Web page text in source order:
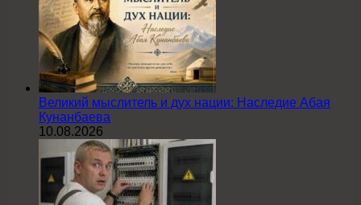
Великий мыслитель и дух нации: Наследие Абая
Кунанбаева
10.08.2026